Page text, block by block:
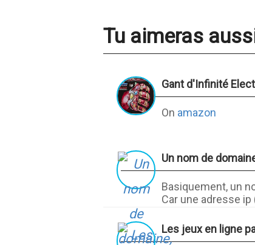
Tu aimeras
Gant d'Infinité
On amazon
Un nom de
Basiquement, un
Car une adresse
Les jeux en ligne